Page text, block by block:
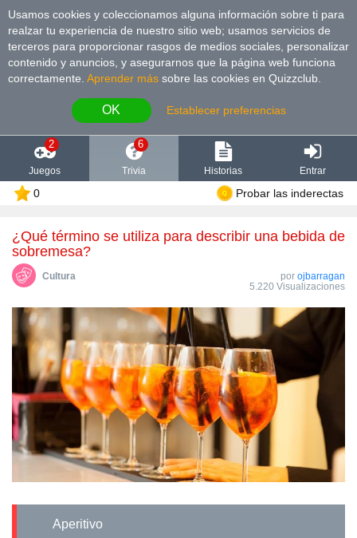
Usamos cookies y coleccionamos alguna información sobre ti para
realzar tu experiencia de nuestro sitio web; usamos servicios de
terceros para proporcionar rasgos de medios sociales, personalizar
contenido y anuncios, y asegurarnos que la página web funciona
correctamente. Aprender más sobre las cookies en Quizzclub.
OK Establecer preferencias
2
Juegos
6
Trivia Historias Entrar
0 Probar las inderectas
¿Qué término se utiliza para describir una bebida de
sobremesa?
Cultura por ojbarragan
5.220 Visualizaciones
Aperitivo